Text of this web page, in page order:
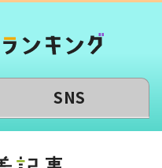
SNS